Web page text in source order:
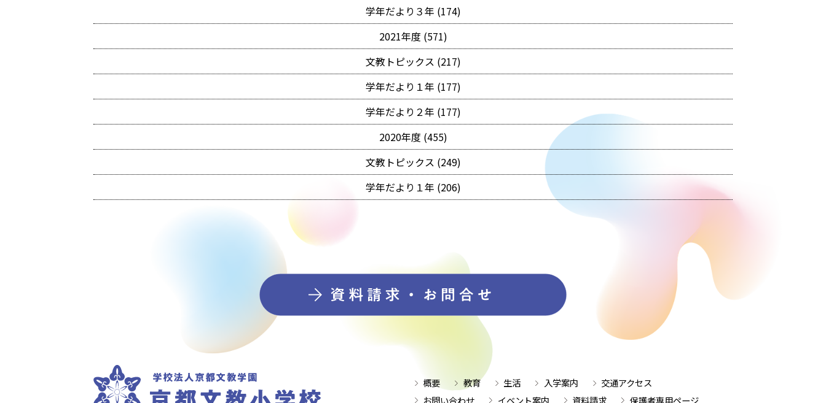
学年だより３年 (174)
2021年度 (571)
文教トピックス (217)
学年だより１年 (177)
学年だより２年 (177)
2020年度 (455)
文教トピックス (249)
学年だより１年 (206)
概要 教育 生活 入学案内
交通アクセス
お問い合わせ
イベント案内 資料請求 保護者専用ページ